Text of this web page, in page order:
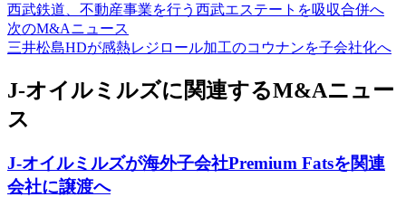
西武鉄道、不動産事業を行う西武エステートを吸収合併へ
次のM&Aニュース
三井松島HDが感熱レジロール加工のコウナンを子会社化へ
J-オイルミルズに関連するM&Aニュー
ス
J-オイルミルズが海外子会社Premium Fatsを関連
会社に譲渡へ